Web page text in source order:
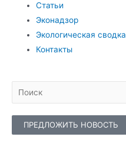
Статьи
Эконадзор
Экологическая сводка
Контакты
ПРЕДЛОЖИТЬ НОВОСТЬ